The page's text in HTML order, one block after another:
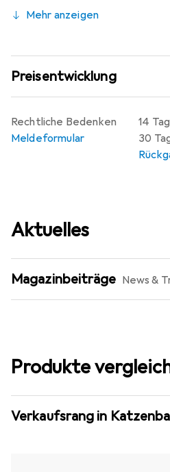
Mehr anzeigen
Preisentwicklung
14
30
Rechtliche Bedenken
Meldeformular
Aktuelles
Magazinbeiträge News &
Produkte
Verkaufsrang in